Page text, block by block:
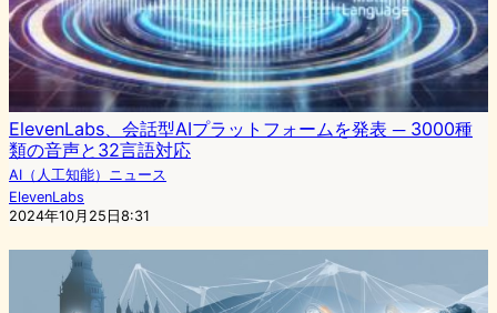
ElevenLabs、会話型AIプラットフォームを発表 ─ 3000種
類の音声と32言語対応
AI（人工知能）ニュース
ElevenLabs
2024年10月25日8:31